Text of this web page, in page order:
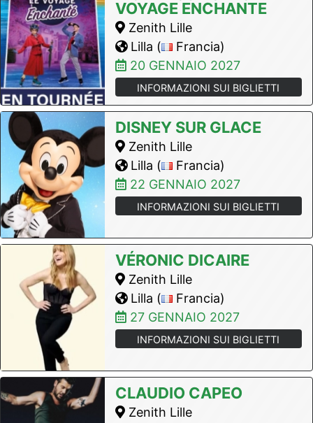
VOYAGE ENCHANTE
Zenith Lille
Lilla (
Francia)
20 GENNAIO 2027
INFORMAZIONI SUI BIGLIETTI
DISNEY SUR GLACE
Zenith Lille
Lilla (
Francia)
22 GENNAIO 2027
INFORMAZIONI SUI BIGLIETTI
VÉRONIC DICAIRE
Zenith Lille
Lilla (
Francia)
27 GENNAIO 2027
INFORMAZIONI SUI BIGLIETTI
CLAUDIO CAPEO
Zenith Lille